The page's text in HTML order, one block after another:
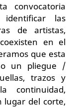
convocatoria
las
de artistas,
en el
que esta
un pliegue /
trazos y
continuidad,
lugar del corte,